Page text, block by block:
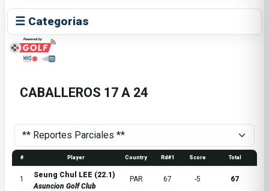
☰ Categorias
CABALLEROS 17 A 24
# Player Country Rd#1 Score Total
1
Seung Chul LEE (22.1)
Asuncion Golf Club
PAR 67 -5 67